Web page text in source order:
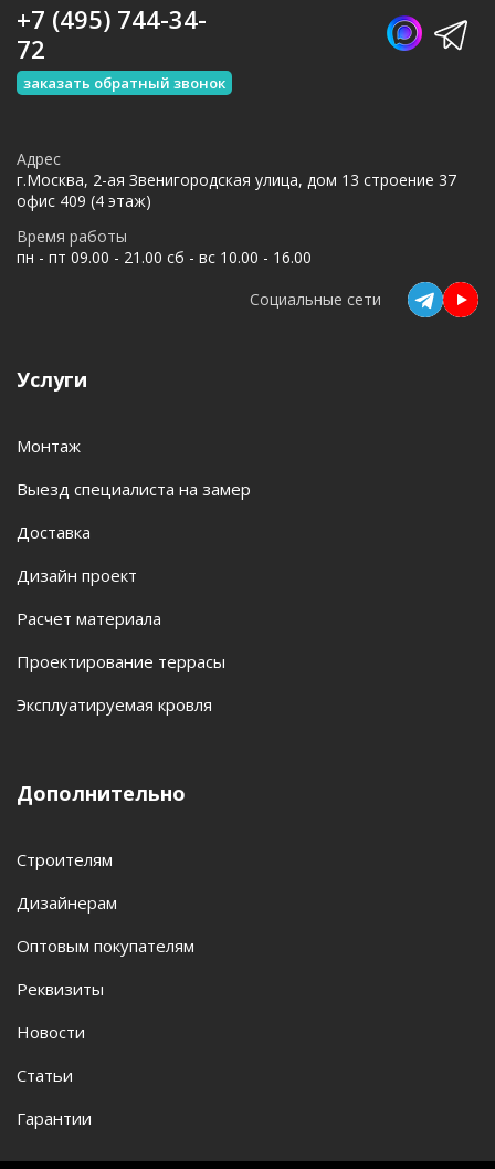
Услуги
Монтаж
Выезд специалиста на замер
Доставка
Дизайн проект
Расчет материала
Проектирование террасы
Эксплуатируемая кровля
Дополнительно
Строителям
Дизайнерам
Оптовым покупателям
Реквизиты
Новости
Статьи
Гарантии
+7 (495) 744-34-
72
заказать обратный звонок
Адрес
г.Москва, 2-ая Звенигородская улица, дом 13 строение 37
офис 409 (4 этаж)
Время работы
пн - пт 09.00 - 21.00 сб - вс 10.00 - 16.00
Социальные сети